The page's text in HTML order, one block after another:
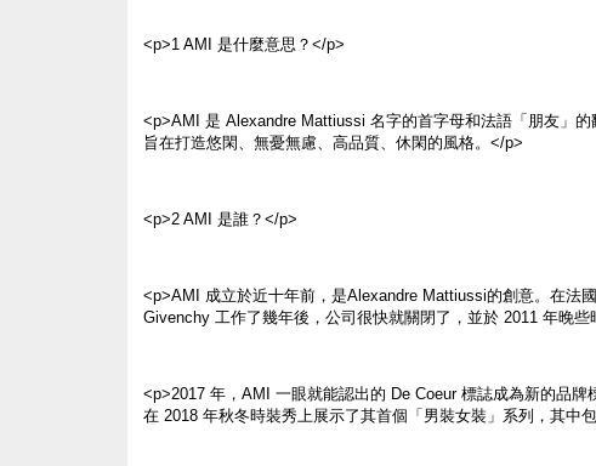
<p>1 AMI 是什麼意思？</p>
<p>AMI 是 Alexandre Mattiussi 名字的首字母和法語「朋友」
旨在打造悠閑、無憂無慮、高品質、休閑的風格。</p>
<p>2 AMI 是誰？</p>
<p>AMI 成立於近十年前，是Alexandre Mattiussi的創意。在法
Givenchy 工作了幾年後，公司很快就關閉了，並於 2011 年晚些
<p>2017 年，AMI 一眼就能認出的 De Coeur 標誌成為新的品
在 2018 年秋冬時裝秀上展示了其首個「男裝女裝」系列，其